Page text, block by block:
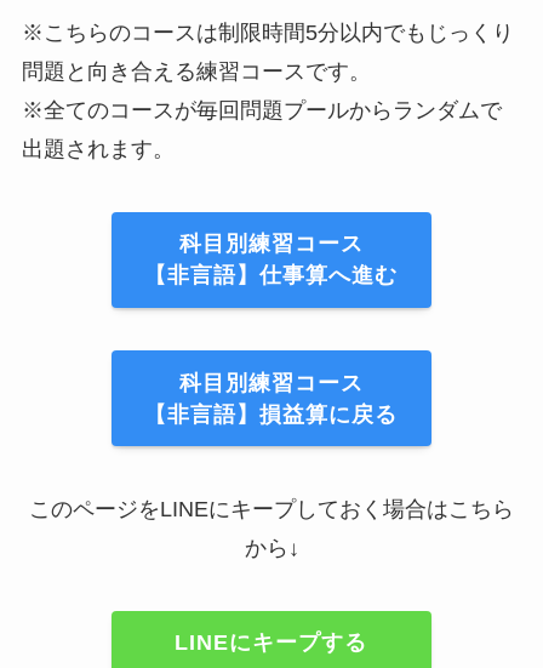
※こちらのコースは制限時間5分以内でもじっくり
問題と向き合える練習コースです。
※全てのコースが毎回問題プールからランダムで
出題されます。
科目別練習コース
【非言語】仕事算へ進む
科目別練習コース
【非言語】損益算に戻る
このページをLINEにキープしておく場合はこちら
から↓
LINEにキープする